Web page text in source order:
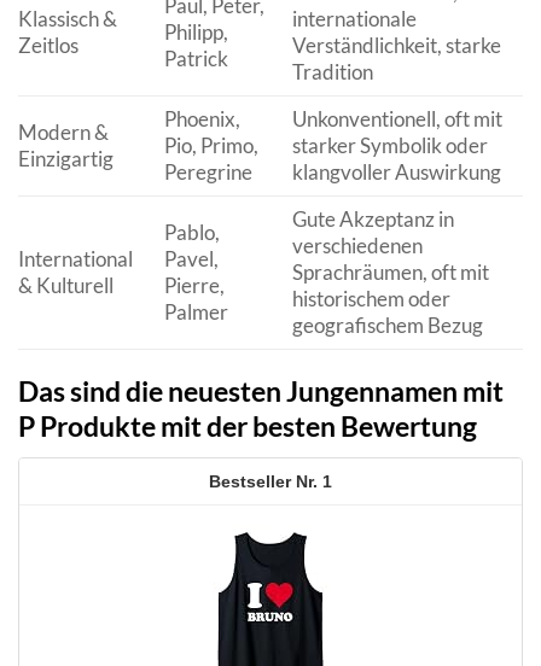
Klassisch &
Zeitlos
Paul, Peter,
Philipp,
Patrick
internationale
Verständlichkeit, starke
Tradition
Modern &
Einzigartig
Phoenix,
Pio, Primo,
Peregrine
Unkonventionell, oft mit
starker Symbolik oder
klangvoller Auswirkung
International
& Kulturell
Pablo,
Pavel,
Pierre,
Palmer
Gute Akzeptanz in
verschiedenen
Sprachräumen, oft mit
historischem oder
geografischem Bezug
Das sind die neuesten Jungennamen mit
P Produkte mit der besten Bewertung
1